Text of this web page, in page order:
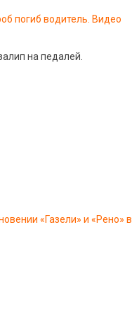
погиб водитель. Видео
на педалей.
«Газели» и «Рено» в